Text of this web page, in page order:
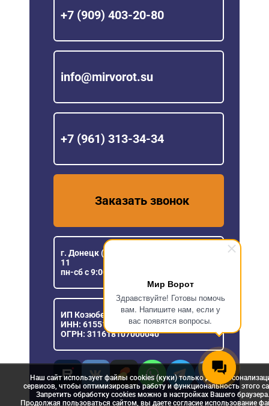
Мир Ворот
Здравствуйте! Готовы помочь
вам. Напишите нам, если у
вас появятся вопросы.
+7 (909) 403-20-80
info@mirvorot.su
+7 (961) 313-34-34
Заказать звонок
г. Донецк (ДНР), ул Розы Люксембург,
11
пн-сб с 9:00 до 18:00
ИП Козюберда Денис Александрович
ИНН: 615516030057
ОГРН: 311618107000040
Наш сайт использует файлы cookies (куки) только для
сервисов, чтобы оптимизировать работу и функциональность этого
Запретить обработку cookies можно в настройках Вашего браузера.
Продолжая пользоваться сайтом, вы даете согласие использование